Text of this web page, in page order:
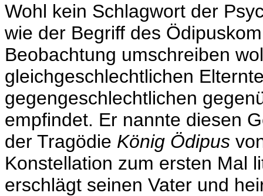
Wohl kein Schlagwort der
wie der Begriff des
Beobachtung umschreiben
gleichgeschlechtlichen
gegengeschlechtlichen
empfindet. Er nannte diesen
der Tragödie König Ödipus
Konstellation zum ersten Mal
erschlägt seinen Vater und